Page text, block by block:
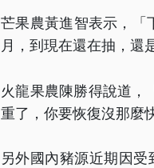
芒果農黃進智表示，「
月，到現在還在抽，還
火龍果農陳勝得說道，
重了，你要恢復沒那麼
另外國內豬源近期因